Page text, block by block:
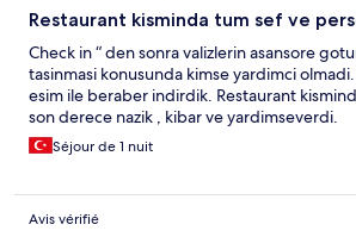
Restaurant kisminda tum sef ve
Check in “ den sonra valizlerin asansore
tasinmasi konusunda kimse yardimci
esim ile beraber indirdik. Restaurant
son derece nazik , kibar ve yardimseverdi.
Séjour de 1 nuit
Avis vérifié